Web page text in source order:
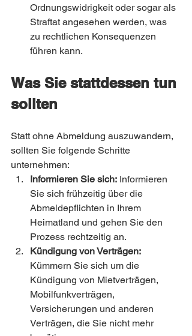
Ordnungswidrigkeit oder sogar als
Straftat angesehen werden, was
zu rechtlichen Konsequenzen
führen kann.
Was Sie stattdessen tun
sollten
Statt ohne Abmeldung auszuwandern,
sollten Sie folgende Schritte
unternehmen:
Informieren Sie sich: Informieren
Sie sich frühzeitig über die
Abmeldepflichten in Ihrem
Heimatland und gehen Sie den
Prozess rechtzeitig an.
Kündigung von Verträgen:
Kümmern Sie sich um die
Kündigung von Mietverträgen,
Mobilfunkverträgen,
Versicherungen und anderen
Verträgen, die Sie nicht mehr